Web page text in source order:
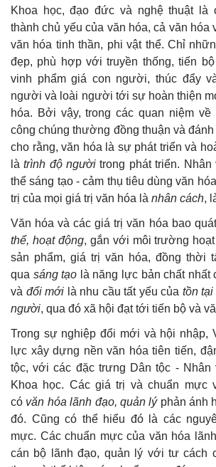
Khoa học, đạo đức và nghệ thuật là
thành chủ yếu của văn hóa, cả văn hóa
văn hóa tinh thần, phi vật thể. Chỉ
đẹp, phù hợp với truyền thống, tiến
vinh phẩm giá con người, thúc đẩy
người và loài người tới sự hoàn thiện
hóa. Bởi vậy, trong các quan niệm
công chúng thường đồng thuận và
cho rằng, văn hóa là sự phát triển và
làtrình độ người trong phát triển. Nhân
thể sáng tạo - cảm thụ tiêu dùng văn
trị của mọi giá trị văn hóa là nhân cách,
Văn hóa và các giá trị văn hóa bao
thể, hoạt động, gắn với môi trường
sản phẩm, giá trị văn hóa, đồng thời
qua sáng tạo là năng lực bản chất nhất
và đổi mới là nhu cầu tất yếu của tồn
người, qua đó xã hội đạt tới tiến bộ và
Trong sự nghiệp đổi mới và hội nhập,
lực xây dựng nền văn hóa tiên tiến,
tộc, với các đặc trưng Dân tộc - Nhân
Khoa học. Các giá trị và chuẩn mực
có văn hóa lãnh đạo, quản lýphản ánh
đó. Cũng có thể hiểu đó là các
mực. Các chuẩn mực của văn hóa
cán bộ lãnh đạo, quản lý với tư cách